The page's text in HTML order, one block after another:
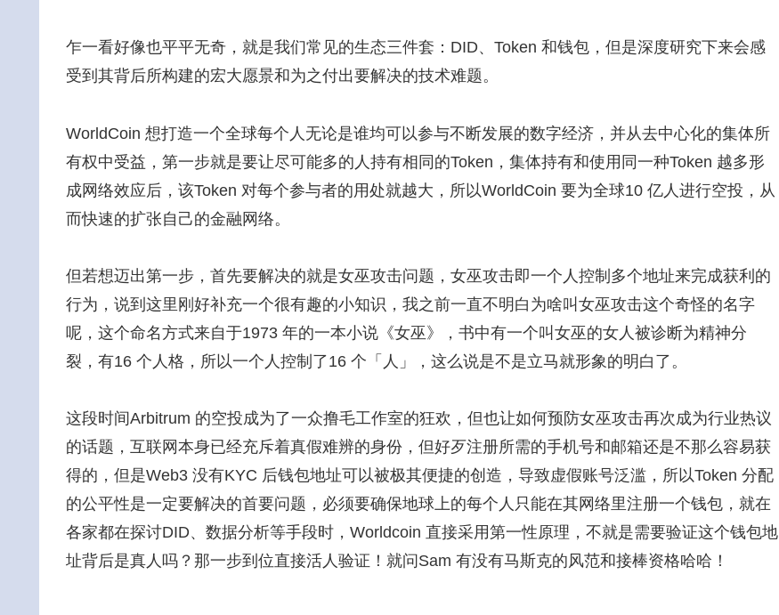
乍一看好像也平平无奇，就是我们常见的生态三件套：DID、Token 和钱包，但是深度研究下来会感
受到其背后所构建的宏大愿景和为之付出要解决的技术难题。
WorldCoin 想打造一个全球每个人无论是谁均可以参与不断发展的数字经济，并从去中心化的集体所
有权中受益，第一步就是要让尽可能多的人持有相同的Token，集体持有和使用同一种Token 越多形
成网络效应后，该Token 对每个参与者的用处就越大，所以WorldCoin 要为全球10 亿人进行空投，从
而快速的扩张自己的金融网络。
但若想迈出第一步，首先要解决的就是女巫攻击问题，女巫攻击即一个人控制多个地址来完成获利的
行为，说到这里刚好补充一个很有趣的小知识，我之前一直不明白为啥叫女巫攻击这个奇怪的名字
呢，这个命名方式来自于1973 年的一本小说《女巫》，书中有一个叫女巫的女人被诊断为精神分
裂，有16 个人格，所以一个人控制了16 个「人」，这么说是不是立马就形象的明白了。
这段时间Arbitrum 的空投成为了一众撸毛工作室的狂欢，但也让如何预防女巫攻击再次成为行业热议
的话题，互联网本身已经充斥着真假难辨的身份，但好歹注册所需的手机号和邮箱还是不那么容易获
得的，但是Web3 没有KYC 后钱包地址可以被极其便捷的创造，导致虚假账号泛滥，所以Token 分配
的公平性是一定要解决的首要问题，必须要确保地球上的每个人只能在其网络里注册一个钱包，就在
各家都在探讨DID、数据分析等手段时，Worldcoin 直接采用第一性原理，不就是需要验证这个钱包地
址背后是真人吗？那一步到位直接活人验证！就问Sam 有没有马斯克的风范和接棒资格哈哈！